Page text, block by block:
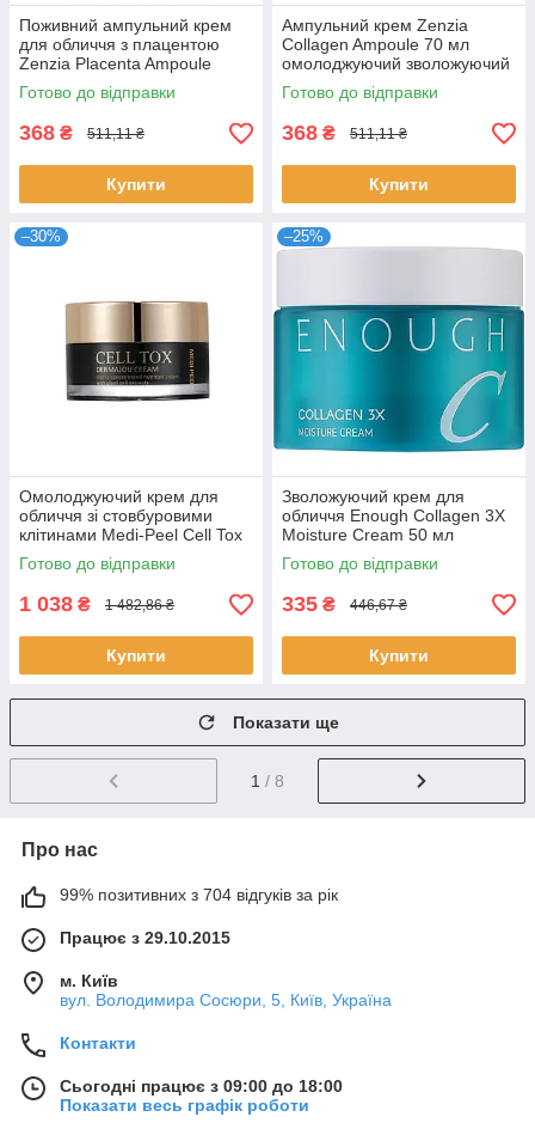
Поживний ампульний крем
для обличчя з плацентою
Zenzia Placenta Ampoule
Cream 70 мл
Готово до відправки
368 ₴ 511,11 ₴
Купити
Ампульний крем Zenzia
Collagen Ampoule 70 мл
омолоджуючий зволожуючий
проти зморшок для пружності
шкіри Зензія
Готово до відправки
368 ₴ 511,11 ₴
Купити
–30%
Омолоджуючий крем для
обличчя зі стовбуровими
клітинами Medi-Peel Cell Tox
Dermajou Cream 50 г
Готово до відправки
1 038 ₴ 1 482,86 ₴
Купити
–25%
Зволожуючий крем для
обличчя Enough Collagen 3X
Moisture Cream 50 мл
Готово до відправки
335 ₴ 446,67 ₴
Купити
Показати ще
1 / 8
Про нас
99% позитивних з 704 відгуків за рік
Працює з 29.10.2015
м. Київ
вул. Володимира Сосюри, 5, Київ, Україна
Контакти
Сьогодні працює з 09:00 до 18:00
Показати весь графік роботи